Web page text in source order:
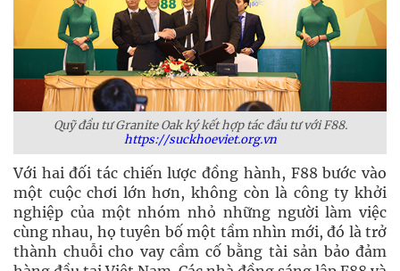
Quỹ đầu tư Granite Oak ký kết hợp tác đầu tư với F88.
https://suckhoeviet.org.vn
Với hai đối tác chiến lược đồng hành, F88 bước vào
một cuộc chơi lớn hơn, không còn là công ty khởi
nghiệp của một nhóm nhỏ những người làm việc
cùng nhau, họ tuyên bố một tầm nhìn mới, đó là trở
thành chuỗi cho vay cầm cố bằng tài sản bảo đảm